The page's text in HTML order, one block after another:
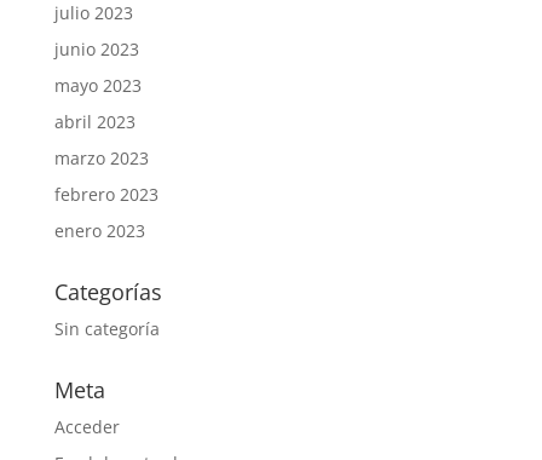
julio 2023
junio 2023
mayo 2023
abril 2023
marzo 2023
febrero 2023
enero 2023
Categorías
Sin categoría
Meta
Acceder